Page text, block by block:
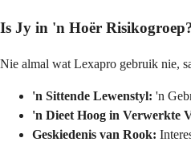
Is Jy in 'n Hoër
Nie almal wat Lexapro gebruik nie,
'n Sittende Lewenstyl: 'n
'n Dieet Hoog in Verwerkte
Geskiedenis van Rook: